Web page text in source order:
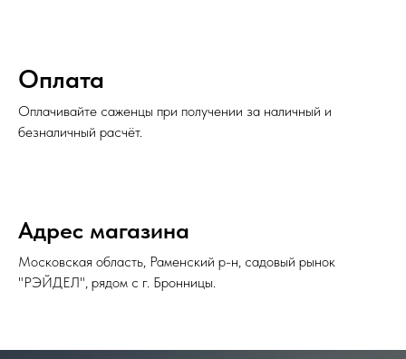
Оплата
Оплачивайте саженцы при получении за наличный и
безналичный расчёт.
Адрес магазина
Московская область, Раменский р-н, садовый рынок
"РЭЙДЕЛ", рядом с г. Бронницы.